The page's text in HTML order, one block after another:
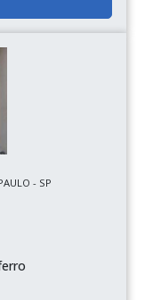
- SP